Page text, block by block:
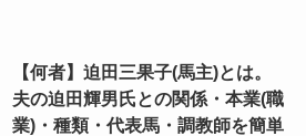
【何者】迫田三果子(馬主)とは。
夫の迫田輝男氏との関係・本業(職
業)・種類・代表馬・調教師を簡単